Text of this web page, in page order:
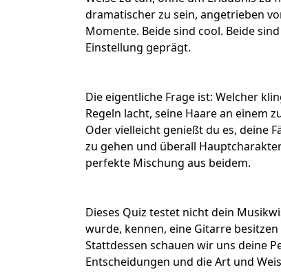
dramatischer zu sein, angetrieben
Momente. Beide sind cool. Beide
Einstellung geprägt.
Die eigentliche Frage ist: Welcher
Regeln lacht, seine Haare an einem
Oder vielleicht genießt du es, deine
zu gehen und überall
perfekte Mischung aus beidem.
Dieses Quiz testet nicht dein
wurde, kennen, eine Gitarre
Stattdessen schauen wir uns deine
Entscheidungen und die Art und